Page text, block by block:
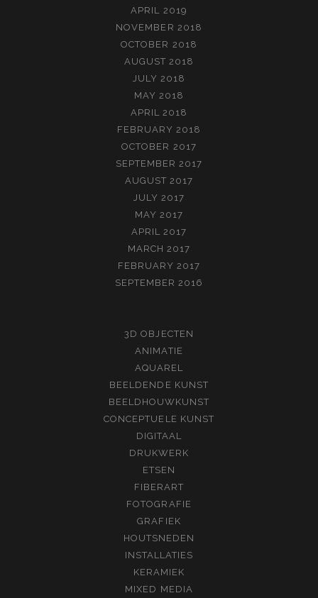
APRIL 2019
NOVEMBER 2018
OCTOBER 2018
AUGUST 2018
JULY 2018
MAY 2018
APRIL 2018
FEBRUARY 2018
OCTOBER 2017
SEPTEMBER 2017
AUGUST 2017
JULY 2017
MAY 2017
APRIL 2017
MARCH 2017
FEBRUARY 2017
SEPTEMBER 2016
3D OBJECTEN
ANIMATIE
AQUAREL
BEELDENDE KUNST
BEELDHOUWKUNST
CONCEPTUELE KUNST
DIGITAAL
DRUKWERK
ETSEN
FIBERART
FOTOGRAFIE
GRAFIEK
HOUTSNEDEN
INSTALLATIES
KERAMIEK
MIXED MEDIA